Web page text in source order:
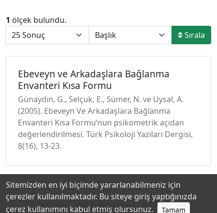
1 ölçek bulundu.
Sırala
Ebeveyn ve Arkadaşlara Bağlanma
Envanteri Kısa Formu
Günaydın, G., Selçuk, E., Sümer, N. ve Uysal, A.
(2005). Ebeveyn Ve Arkadaşlara Bağlanma
Envanteri Kısa Formu’nun psikometrik açıdan
değerlendirilmesi. Türk Psikoloji Yazıları Dergisi,
8(16), 13-23.
Hakkında Katkıda Bulunanlar Gizlilik Politikası
Sitemizden en iyi biçimde yararlanabilmeniz için
çerezler kullanılmaktadır. Bu siteye giriş yaptığınızda
çerez kullanımını kabul etmiş olursunuz.
Tamam